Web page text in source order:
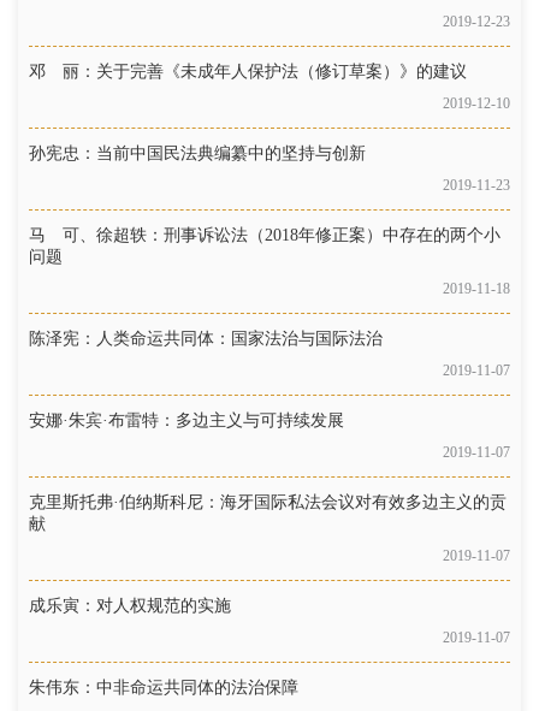
2019-12-23
邓 丽：关于完善《未成年人保护法（修订草案）》的建议
2019-12-10
孙宪忠：当前中国民法典编纂中的坚持与创新
2019-11-23
马 可、徐超轶：刑事诉讼法（2018年修正案）中存在的两个小
问题
2019-11-18
陈泽宪：人类命运共同体：国家法治与国际法治
2019-11-07
安娜·朱宾·布雷特：多边主义与可持续发展
2019-11-07
克里斯托弗·伯纳斯科尼：海牙国际私法会议对有效多边主义的贡
献
2019-11-07
成乐寅：对人权规范的实施
2019-11-07
朱伟东：中非命运共同体的法治保障